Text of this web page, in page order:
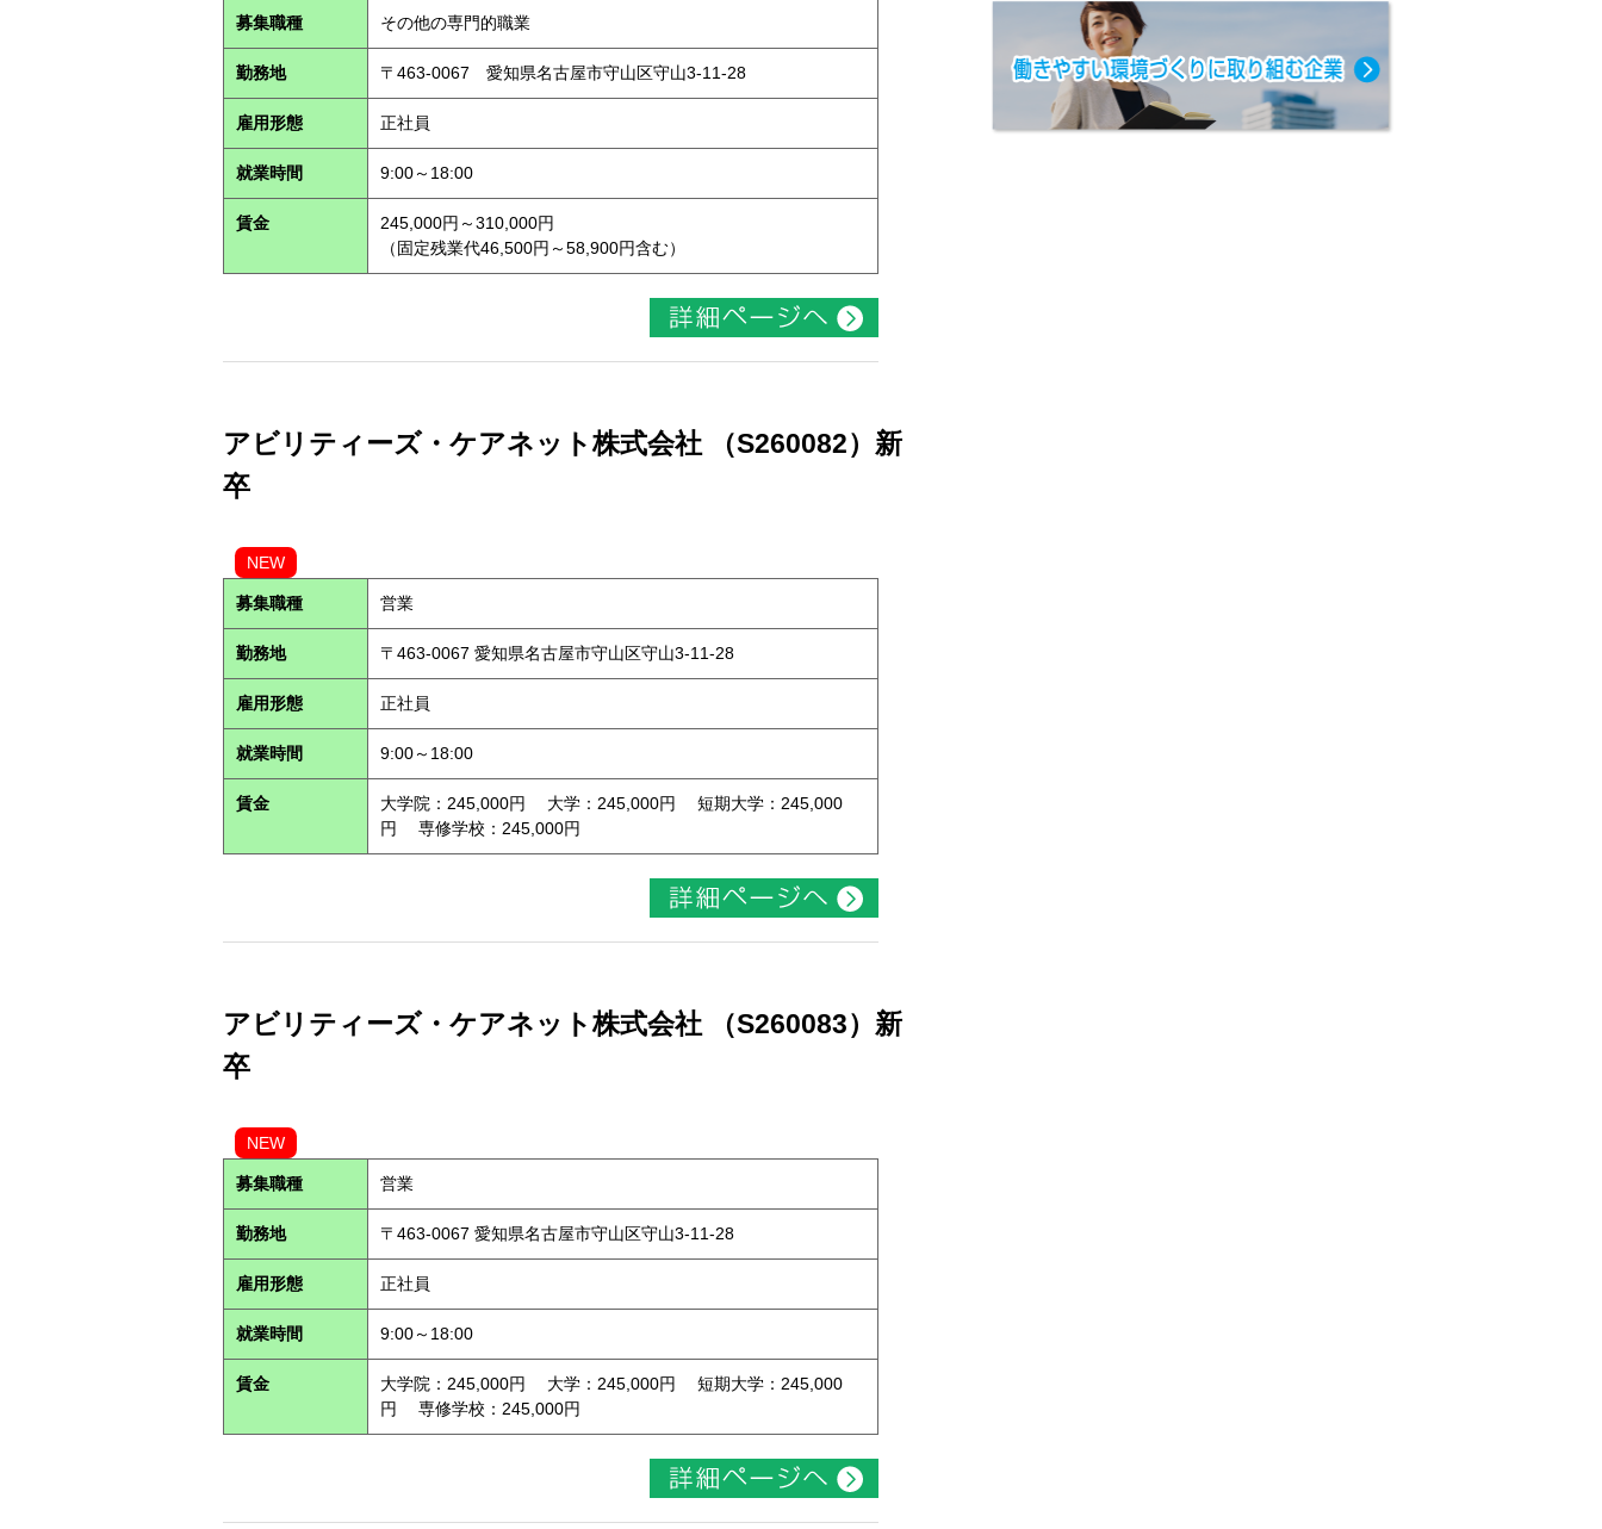
募集職種 その他の専門的職業
勤務地 〒463-0067 愛知県名古屋市守山区守山3-11-28
雇用形態 正社員
就業時間 9:00～18:00
賃金
245,000円～310,000円
（固定残業代46,500円～58,900円含む）
アビリティーズ・ケアネット株式会社 （S260082）新
卒
NEW
募集職種 営業
勤務地 〒463-0067 愛知県名古屋市守山区守山3-11-28
雇用形態 正社員
就業時間 9:00～18:00
賃金
大学院：245,000円 大学：245,000円 短期大学：245,000
円 専修学校：245,000円
アビリティーズ・ケアネット株式会社 （S260083）新
卒
NEW
募集職種 営業
勤務地 〒463-0067 愛知県名古屋市守山区守山3-11-28
雇用形態 正社員
就業時間 9:00～18:00
賃金
大学院：245,000円 大学：245,000円 短期大学：245,000
円 専修学校：245,000円